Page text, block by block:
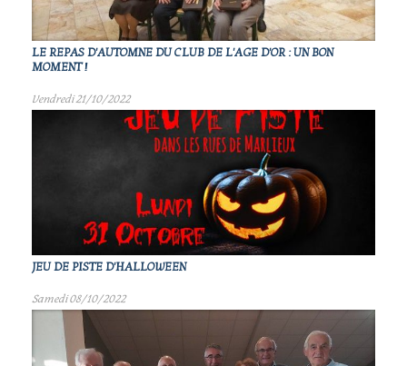
LE REPAS D'AUTOMNE DU CLUB DE L'AGE D'OR : UN BON
MOMENT !
Vendredi 21/10/2022
JEU DE PISTE D'HALLOWEEN
Samedi 08/10/2022